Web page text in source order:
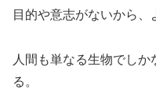
目的や意志がないから、
人間も単なる生物でし
る。